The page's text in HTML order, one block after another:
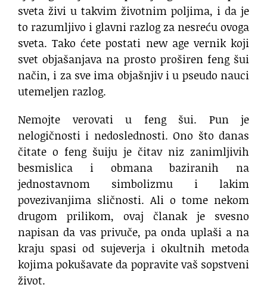
sveta živi u takvim životnim poljima, i da je
to razumljivo i glavni razlog za nesreću ovoga
sveta. Tako ćete postati new age vernik koji
svet objašanjava na prosto proširen feng šui
način, i za sve ima objašnjiv i u pseudo nauci
utemeljen razlog.
Nemojte verovati u feng šui. Pun je
nelogičnosti i nedoslednosti. Ono što danas
čitate o feng šuiju je čitav niz zanimljivih
besmislica i obmana baziranih na
jednostavnom simbolizmu i lakim
povezivanjima sličnosti. Ali o tome nekom
drugom prilikom, ovaj članak je svesno
napisan da vas privuče, pa onda uplaši a na
kraju spasi od sujeverja i okultnih metoda
kojima pokušavate da popravite vaš sopstveni
život.